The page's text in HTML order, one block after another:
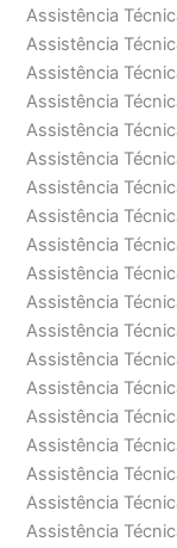
Assistência
Assistência
Assistência
Assistência
Assistência
Assistência
Assistência
Assistência
Assistência
Assistência
Assistência
Assistência
Assistência
Assistência
Assistência
Assistência
Assistência
Assistência
Assistência